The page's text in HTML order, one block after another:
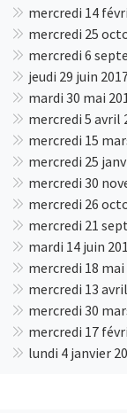
mercredi 14
mercredi 25
mercredi 6
jeudi 29 juin
mardi 30 mai
mercredi 5 avril
mercredi 15
mercredi 25
mercredi 30
mercredi 26
mercredi 21
mardi 14 juin
mercredi 18 mai
mercredi 13
mercredi 30
mercredi 17
lundi 4 janvier